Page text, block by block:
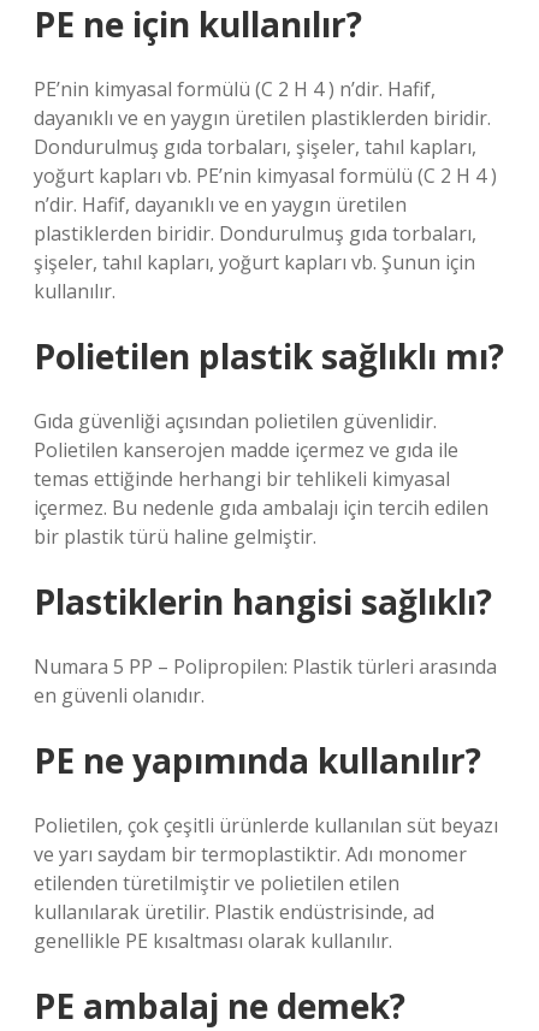
PE ne için kullanılır?
PE’nin kimyasal formülü (C 2 H 4 ) n’dir. Hafif,
dayanıklı ve en yaygın üretilen plastiklerden biridir.
Dondurulmuş gıda torbaları, şişeler, tahıl kapları,
yoğurt kapları vb. PE’nin kimyasal formülü (C 2 H 4 )
n’dir. Hafif, dayanıklı ve en yaygın üretilen
plastiklerden biridir. Dondurulmuş gıda torbaları,
şişeler, tahıl kapları, yoğurt kapları vb. Şunun için
kullanılır.
Polietilen plastik sağlıklı mı?
Gıda güvenliği açısından polietilen güvenlidir.
Polietilen kanserojen madde içermez ve gıda ile
temas ettiğinde herhangi bir tehlikeli kimyasal
içermez. Bu nedenle gıda ambalajı için tercih edilen
bir plastik türü haline gelmiştir.
Plastiklerin hangisi sağlıklı?
Numara 5 PP – Polipropilen: Plastik türleri arasında
en güvenli olanıdır.
PE ne yapımında kullanılır?
Polietilen, çok çeşitli ürünlerde kullanılan süt beyazı
ve yarı saydam bir termoplastiktir. Adı monomer
etilenden türetilmiştir ve polietilen etilen
kullanılarak üretilir. Plastik endüstrisinde, ad
genellikle PE kısaltması olarak kullanılır.
PE ambalaj ne demek?